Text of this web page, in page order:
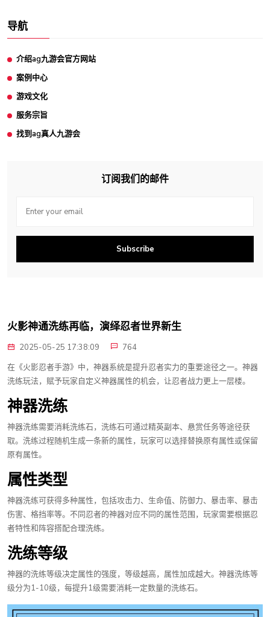
导航
介绍ag九游会官方网站
案例中心
游戏文化
服务宗旨
找到ag真人九游会
订阅我们的邮件
Subscribe
火影神通洗练再临，演绎忍者世界新生
2025-05-25 17:38:09
764
在《火影忍者手游》中，神器系统是提升忍者实力的重要途径之一。神器
洗练玩法，赋予玩家自定义神器属性的机会，让忍者战力更上一层楼。
神器洗练
神器洗练需要消耗洗练石，洗练石可通过精英副本、悬赏任务等途径获
取。洗练过程随机生成一条新的属性，玩家可以选择替换原有属性或保留
原有属性。
属性类型
神器洗练可获得多种属性，包括攻击力、生命值、防御力、暴击率、暴击
伤害、格挡率等。不同忍者的神器对应不同的属性范围，玩家需要根据忍
者特性和阵容搭配合理洗练。
洗练等级
神器的洗练等级决定属性的强度，等级越高，属性加成越大。神器洗练等
级分为1-10级，每提升1级需要消耗一定数量的洗练石。